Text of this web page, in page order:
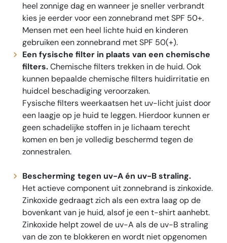
heel zonnige dag en wanneer je sneller verbrandt
kies je eerder voor een zonnebrand met SPF 50+.
Mensen met een heel lichte huid en kinderen
gebruiken een zonnebrand met SPF 50(+).
Een fysische filter in plaats van een chemische
filters.Chemische filters trekken in de huid. Ook
kunnen bepaalde chemische filters huidirritatie en
huidcel beschadiging veroorzaken.
Fysische filters weerkaatsen het uv-licht juist door
een laagje op je huid te leggen. Hierdoor kunnen er
geen schadelijke stoffen in je lichaam terecht
komen en ben je volledig beschermd tegen de
zonnestralen.
Bescherming tegen uv-A én uv-B straling.
Het actieve component uit zonnebrand is zinkoxide.
Zinkoxide gedraagt zich als een extra laag op de
bovenkant van je huid, alsof je een t-shirt aanhebt.
Zinkoxide helpt zowel de uv-A als de uv-B straling
van de zon te blokkeren en wordt niet opgenomen